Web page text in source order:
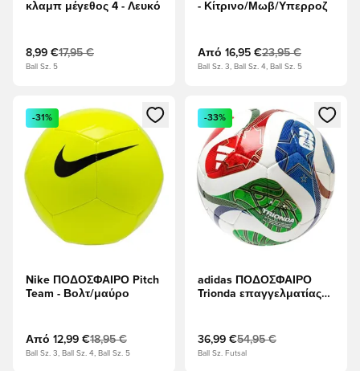
κλαμπ μέγεθος 4 - Λευκό
8,99 €17,95 €
Ball Sz. 5
- Κίτρινο/Μωβ/Υπερροζ
Από 16,95 €23,95 €
Ball Sz. 3, Ball Sz. 4, Ball Sz. 5
Ανοίγει ένα Modal για να συνδεθείτε ή να εγγραφείτε ως
-31%
Nike ΠΟΔΟΣΦΑΙΡΟ Pitch
Team - Βολτ/μαύρο
Από 12,99 €18,95 €
Ball Sz. 3, Ball Sz. 4, Ball Sz. 5
Ανοίγει ένα Modal για να
-33%
adidas ΠΟΔΟΣΦΑΙΡΟ
Trionda επαγγελματίας
Βασιλικό Μπλε/Κόκκινο
ρεύμα
36,99 €54,95 €
Ball Sz. Futsal